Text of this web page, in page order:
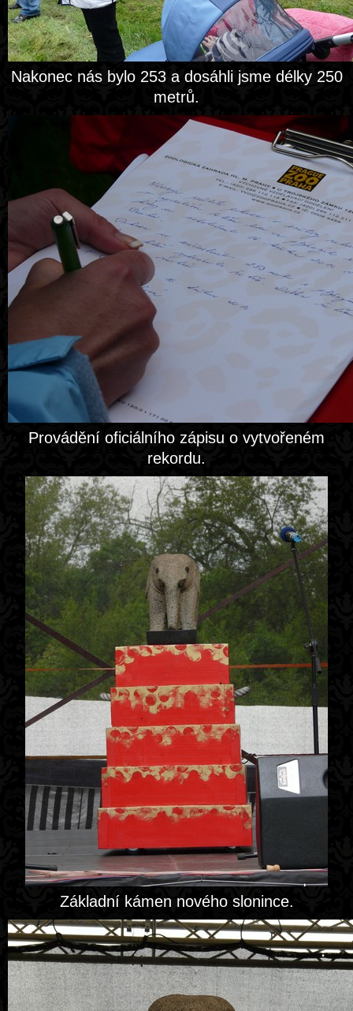
Nakonec nás bylo 253 a dosáhli jsme délky 250
metrů.
Provádění oficiálního zápisu o vytvořeném
rekordu.
Základní kámen nového slonince.